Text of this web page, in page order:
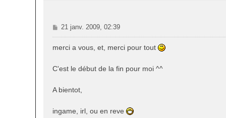
M
e
s
g
21 janv. 2009, 02:39
merci a vous, et, merci pour tout
C'est le début de la fin pour moi ^^
A bientot,
ingame, irl, ou en reve